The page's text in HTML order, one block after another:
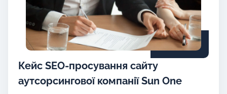
Кейс SEO-просування сайту
аутсорсингової компанії Sun One